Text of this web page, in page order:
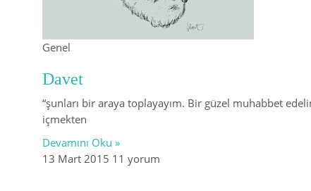
Genel
Davet
“şunları bir araya toplayayım. Bir güzel muhabbet
içmekten
Devamını Oku »
13 Mart 2015 11 yorum